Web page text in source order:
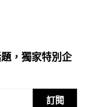
，獨家特別企
訂閱